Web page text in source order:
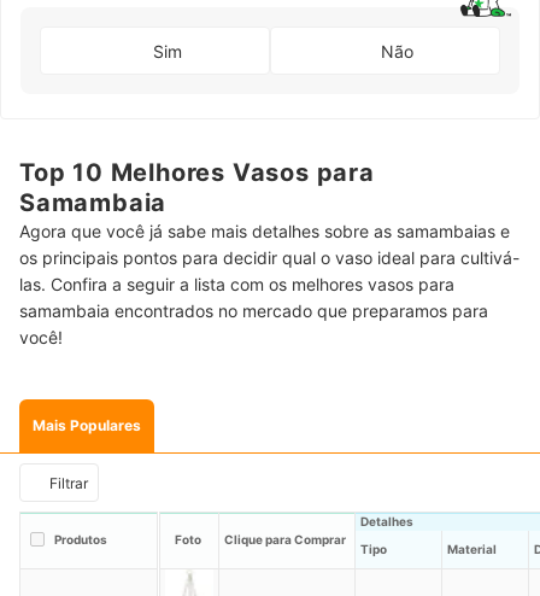
Sim Não
Top 10 Melhores Vasos para
Samambaia
Agora que você já sabe mais detalhes sobre as samambaias e
os principais pontos para decidir qual o vaso ideal para cultivá-
las. Confira a seguir a lista com os melhores vasos para
samambaia encontrados no mercado que preparamos para
você!
Mais Populares
Filtrar
Produtos Foto Clique para Comprar
Detalhes
Tipo
Material